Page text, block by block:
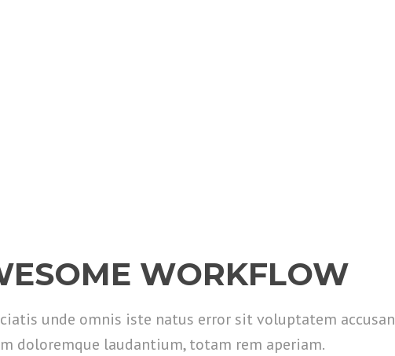
WORKFLOW
unde omnis iste natus error sit voluptatem accusan
doloremque laudantium, totam rem aperiam.